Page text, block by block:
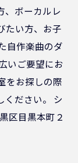
、ボーカルレ
たい方、お子
自作楽曲のダ
いご要望にお
をお探しの際
ください。 シ
区目黒本町２